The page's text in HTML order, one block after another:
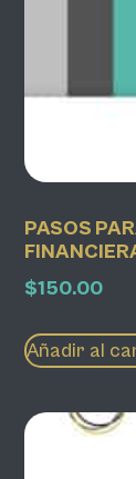
PASOS
$150.00
Añadir al